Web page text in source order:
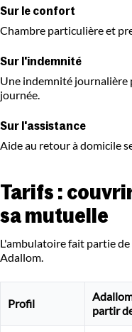
Sur le confort
Chambre particulière et
Sur l'indemnité
Une indemnité journalière
journée.
Sur l'assistance
Aide au retour à domicile
Tarifs :
sa mutuelle
L'ambulatoire fait partie
Adallom.
Profil
partir